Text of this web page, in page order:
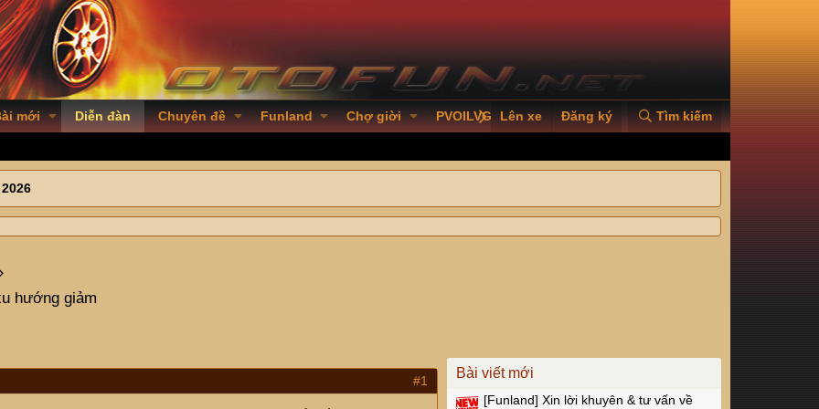
mới Diễn đàn Chuyên đề Funland Chợ giời PVOILVGC2026
Lên xe Đăng ký Tìm kiếm
hướng giảm
#1 Bài viết mới
[Funland] Xin lời khuyên & tư vấn về